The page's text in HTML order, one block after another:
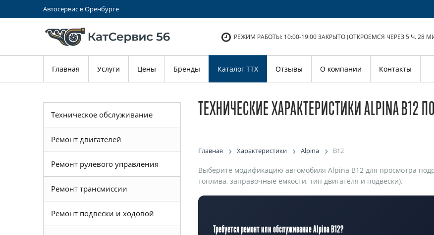
Автосервис в Оренбурге
РЕЖИМ РАБОТЫ: 10:00-19:00ЗАКРЫТО (ОТКРОЕМСЯ ЧЕРЕЗ 5 Ч. 28
Главная Услуги Цены Бренды Каталог ТТХ Отзывы О компании Контакты
ТЕХНИЧЕСКИЕ ХАРАКТЕРИСТИКИ ALPINA B12
Главная Характеристики Alpina B12
Выберите модификацию автомобиля Alpina B12 для просмотра
топлива, заправочные емкости, тип двигателя и подвески).
Требуется ремонт или обслуживание Alpina B12?
Техническое обслуживание
Ремонт двигателей
Ремонт рулевого управления
Ремонт трансмиссии
Ремонт подвески и ходовой